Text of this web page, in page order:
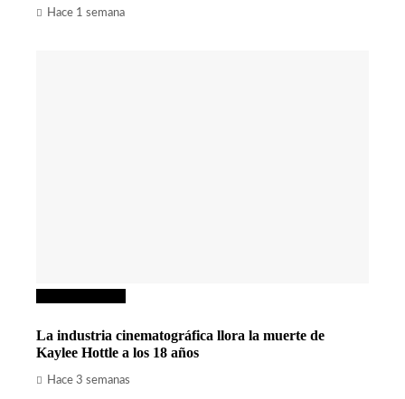
Hace 1 semana
La industria cinematográfica llora la muerte de
Kaylee Hottle a los 18 años
Hace 3 semanas